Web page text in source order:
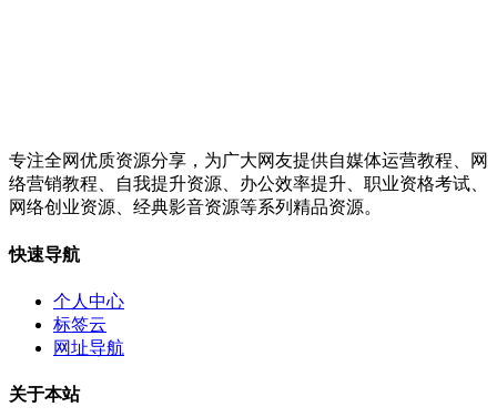
专注全网优质资源分享，为广大网友提供自媒体运营教程、网
络营销教程、自我提升资源、办公效率提升、职业资格考试、
网络创业资源、经典影音资源等系列精品资源。
快速导航
个人中心
标签云
网址导航
关于本站